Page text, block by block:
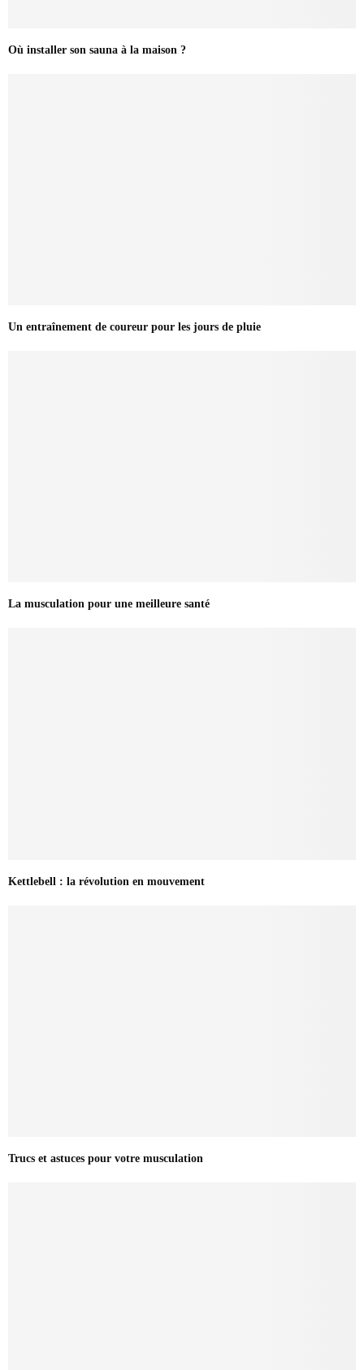
Où installer son sauna à la maison ?
Un entraînement de coureur pour les jours de pluie
La musculation pour une meilleure santé
Kettlebell : la révolution en mouvement
Trucs et astuces pour votre musculation